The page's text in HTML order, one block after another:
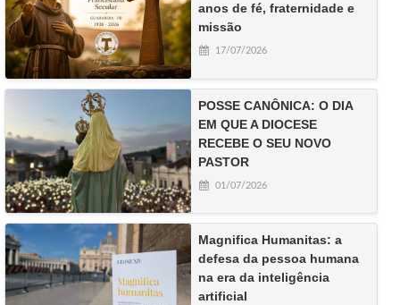
anos de fé, fraternidade e
missão
17/07/2026
POSSE CANÔNICA: O DIA
EM QUE A DIOCESE
RECEBE O SEU NOVO
PASTOR
01/07/2026
Magnifica Humanitas: a
defesa da pessoa humana
na era da inteligência
artificial